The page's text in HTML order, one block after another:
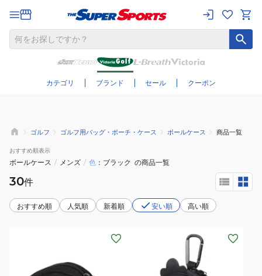
カテゴリ ブランド セール クーポン
さらに絞り込む
ゴルフ ゴルフ用バッグ・ポーチ・ケース ボールケース 商品一覧
おすすめ順表示
ボールケース / メンズ / 色 ブラック の商品一覧
30件
おすすめ順 人気順 新着順 安い順 高い順